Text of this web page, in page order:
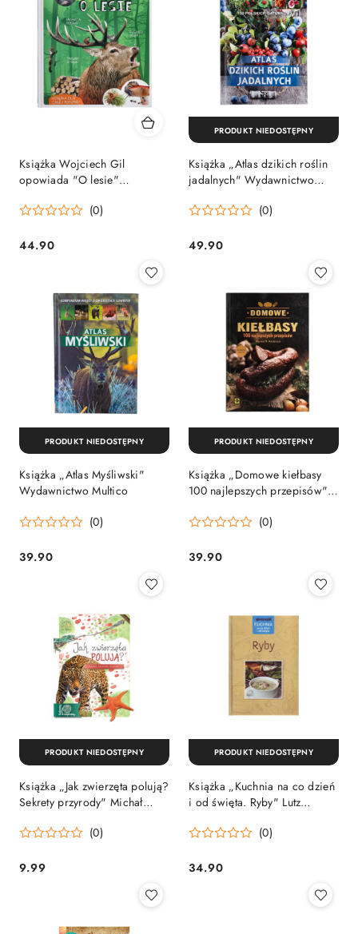
Książka Wojciech Gil
opowiada "O lesie"
(0)
Cena:
44.90
Książka „Atlas dzikich roślin
jadalnych" Wydawnictwo
(0)
Cena:
49.90
PRODUKT NIEDOSTĘPNY
Książka „Atlas Myśliwski"
Wydawnictwo Multico
(0)
Cena:
39.90
PRODUKT NIEDOSTĘPNY
Książka „Domowe kiełbasy
100 najlepszych przepisów"
(0)
Cena:
39.90
PRODUKT NIEDOSTĘPNY
Książka „Jak zwierzęta polują?
Sekrety przyrody" Michał
Multico
(0)
Cena:
9.99
PRODUKT NIEDOSTĘPNY
Książka „Kuchnia na co dzień
i od święta. Ryby" Lutz
Wydawnictwo Multico
(0)
Cena:
34.90
PRODUKT NIEDOSTĘPNY